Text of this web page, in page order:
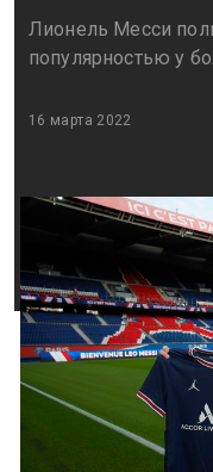
Лионель Месси
популярностью у
16 марта 2022